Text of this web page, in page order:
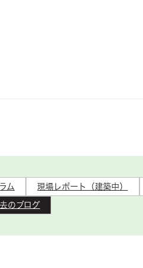
ム 現場レポート（建築中）
のブログ